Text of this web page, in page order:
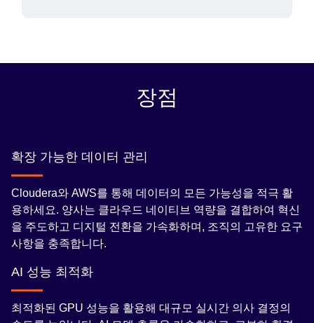
장점
확장 가능한 데이터 관리
Cloudera와 AWS를 통해 데이터의 모든 가능성을 적극 활
용하세요. 양사는 클라우드 네이티브 역량을 결합하여 혁신
을 주도하고 디지털 전환을 가속화하며, 조직의 고유한 요구
사항을 충족합니다.
AI 성능 최적화
최적화된 GPU 성능을 활용해 대규모 실시간 의사 결정의